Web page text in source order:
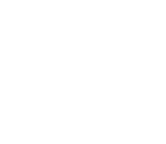
Эта жизнь
В голубом
И на